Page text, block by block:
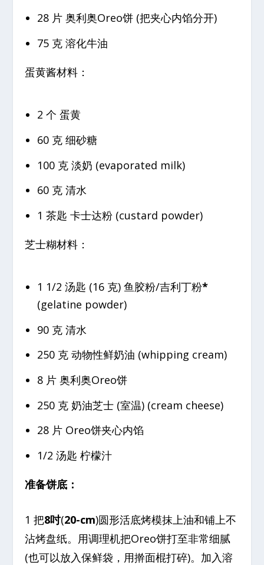
28 片 奥利奥Oreo饼 (把夹心内馅分开)
75 克 溶化牛油
蛋黄酱材料：
2 个 蛋黄
60 克 细砂糖
100 克 淡奶 (evaporated milk)
60 克 清水
1 茶匙 卡士达粉 (custard powder)
芝士糊材料：
1 1/2 汤匙 (16 克) 鱼胶粉/吉利丁粉*
(gelatine powder)
90 克 清水
250 克 动物性鲜奶油 (whipping cream)
8 片 奥利奥Oreo饼
250 克 奶油芝士 (室温) (cream cheese)
28 片 Oreo饼夹心内馅
1/2 汤匙 柠檬汁
准备饼底：
1 把8吋(20-cm)圆形活底烤模抹上油和铺上不
沾烤盘纸。用调理机把Oreo饼打至非常细腻
(也可以放入保鲜袋，用擀面棍打碎)。加入溶